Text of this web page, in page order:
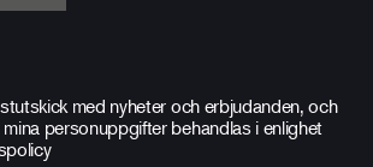
med nyheter och erbjudanden, och
personuppgifter behandlas i enlighet